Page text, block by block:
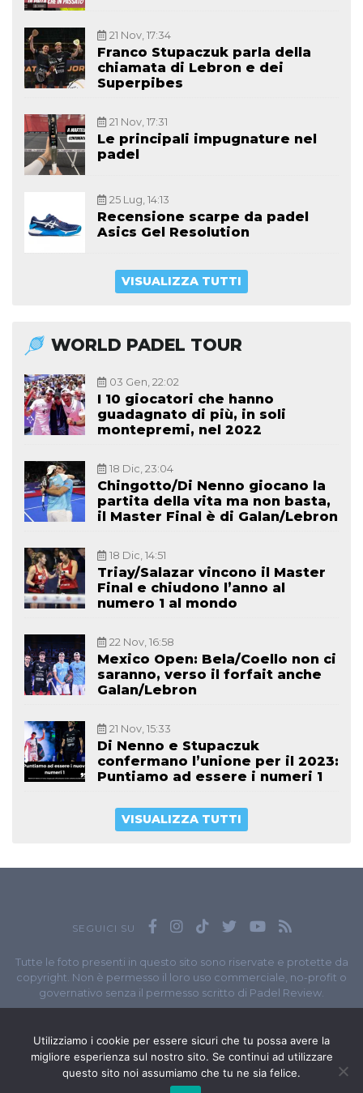
21 Nov, 17:34
Franco Stupaczuk parla della
chiamata di Lebron e dei
Superpibes
21 Nov, 17:31
Le principali impugnature nel
padel
25 Lug, 14:13
Recensione scarpe da padel
Asics Gel Resolution
VISUALIZZA TUTTI
WORLD PADEL TOUR
03 Gen, 22:02
I 10 giocatori che hanno
guadagnato di più, in soli
montepremi, nel 2022
18 Dic, 23:04
Chingotto/Di Nenno giocano la
partita della vita ma non basta,
il Master Final è di Galan/Lebron
18 Dic, 14:51
Triay/Salazar vincono il Master
Final e chiudono l’anno al
numero 1 al mondo
22 Nov, 16:58
Mexico Open: Bela/Coello non ci
saranno, verso il forfait anche
Galan/Lebron
21 Nov, 15:33
Di Nenno e Stupaczuk
confermano l’unione per il 2023:
Puntiamo ad essere i numeri 1
VISUALIZZA TUTTI
SEGUICI SU
Tutte le foto presenti in questo sito sono riservate e protette da
copyright. Non è permesso il loro uso commerciale, no-profit o
governativo senza il permesso scritto di Padel Review.
// P.I. 11965351007
© Copyright 2020-2026 // Web DeveloperMatteo Manna
Utilizziamo i cookie per essere sicuri che tu possa avere la
migliore esperienza sul nostro sito. Se continui ad utilizzare
questo sito noi assumiamo che tu ne sia felice.